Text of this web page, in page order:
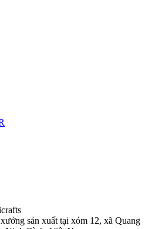
sản xuất tại xóm 12, xã Quang